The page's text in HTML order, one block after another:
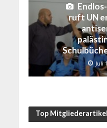
ruft UN
Juli
Top Mitgliederartikel